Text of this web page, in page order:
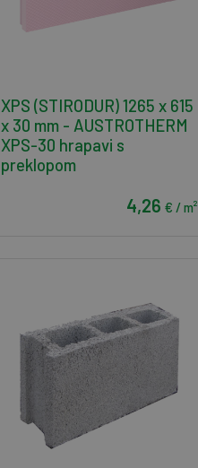
XPS (STIRODUR) 1265 x 615
x 30 mm - AUSTROTHERM
XPS-30 hrapavi s
preklopom
4,26 € / m²